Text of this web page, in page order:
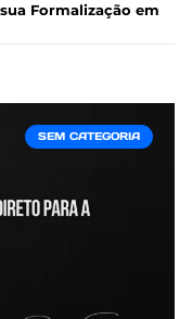
Formalização em
SEM CATEGORIA